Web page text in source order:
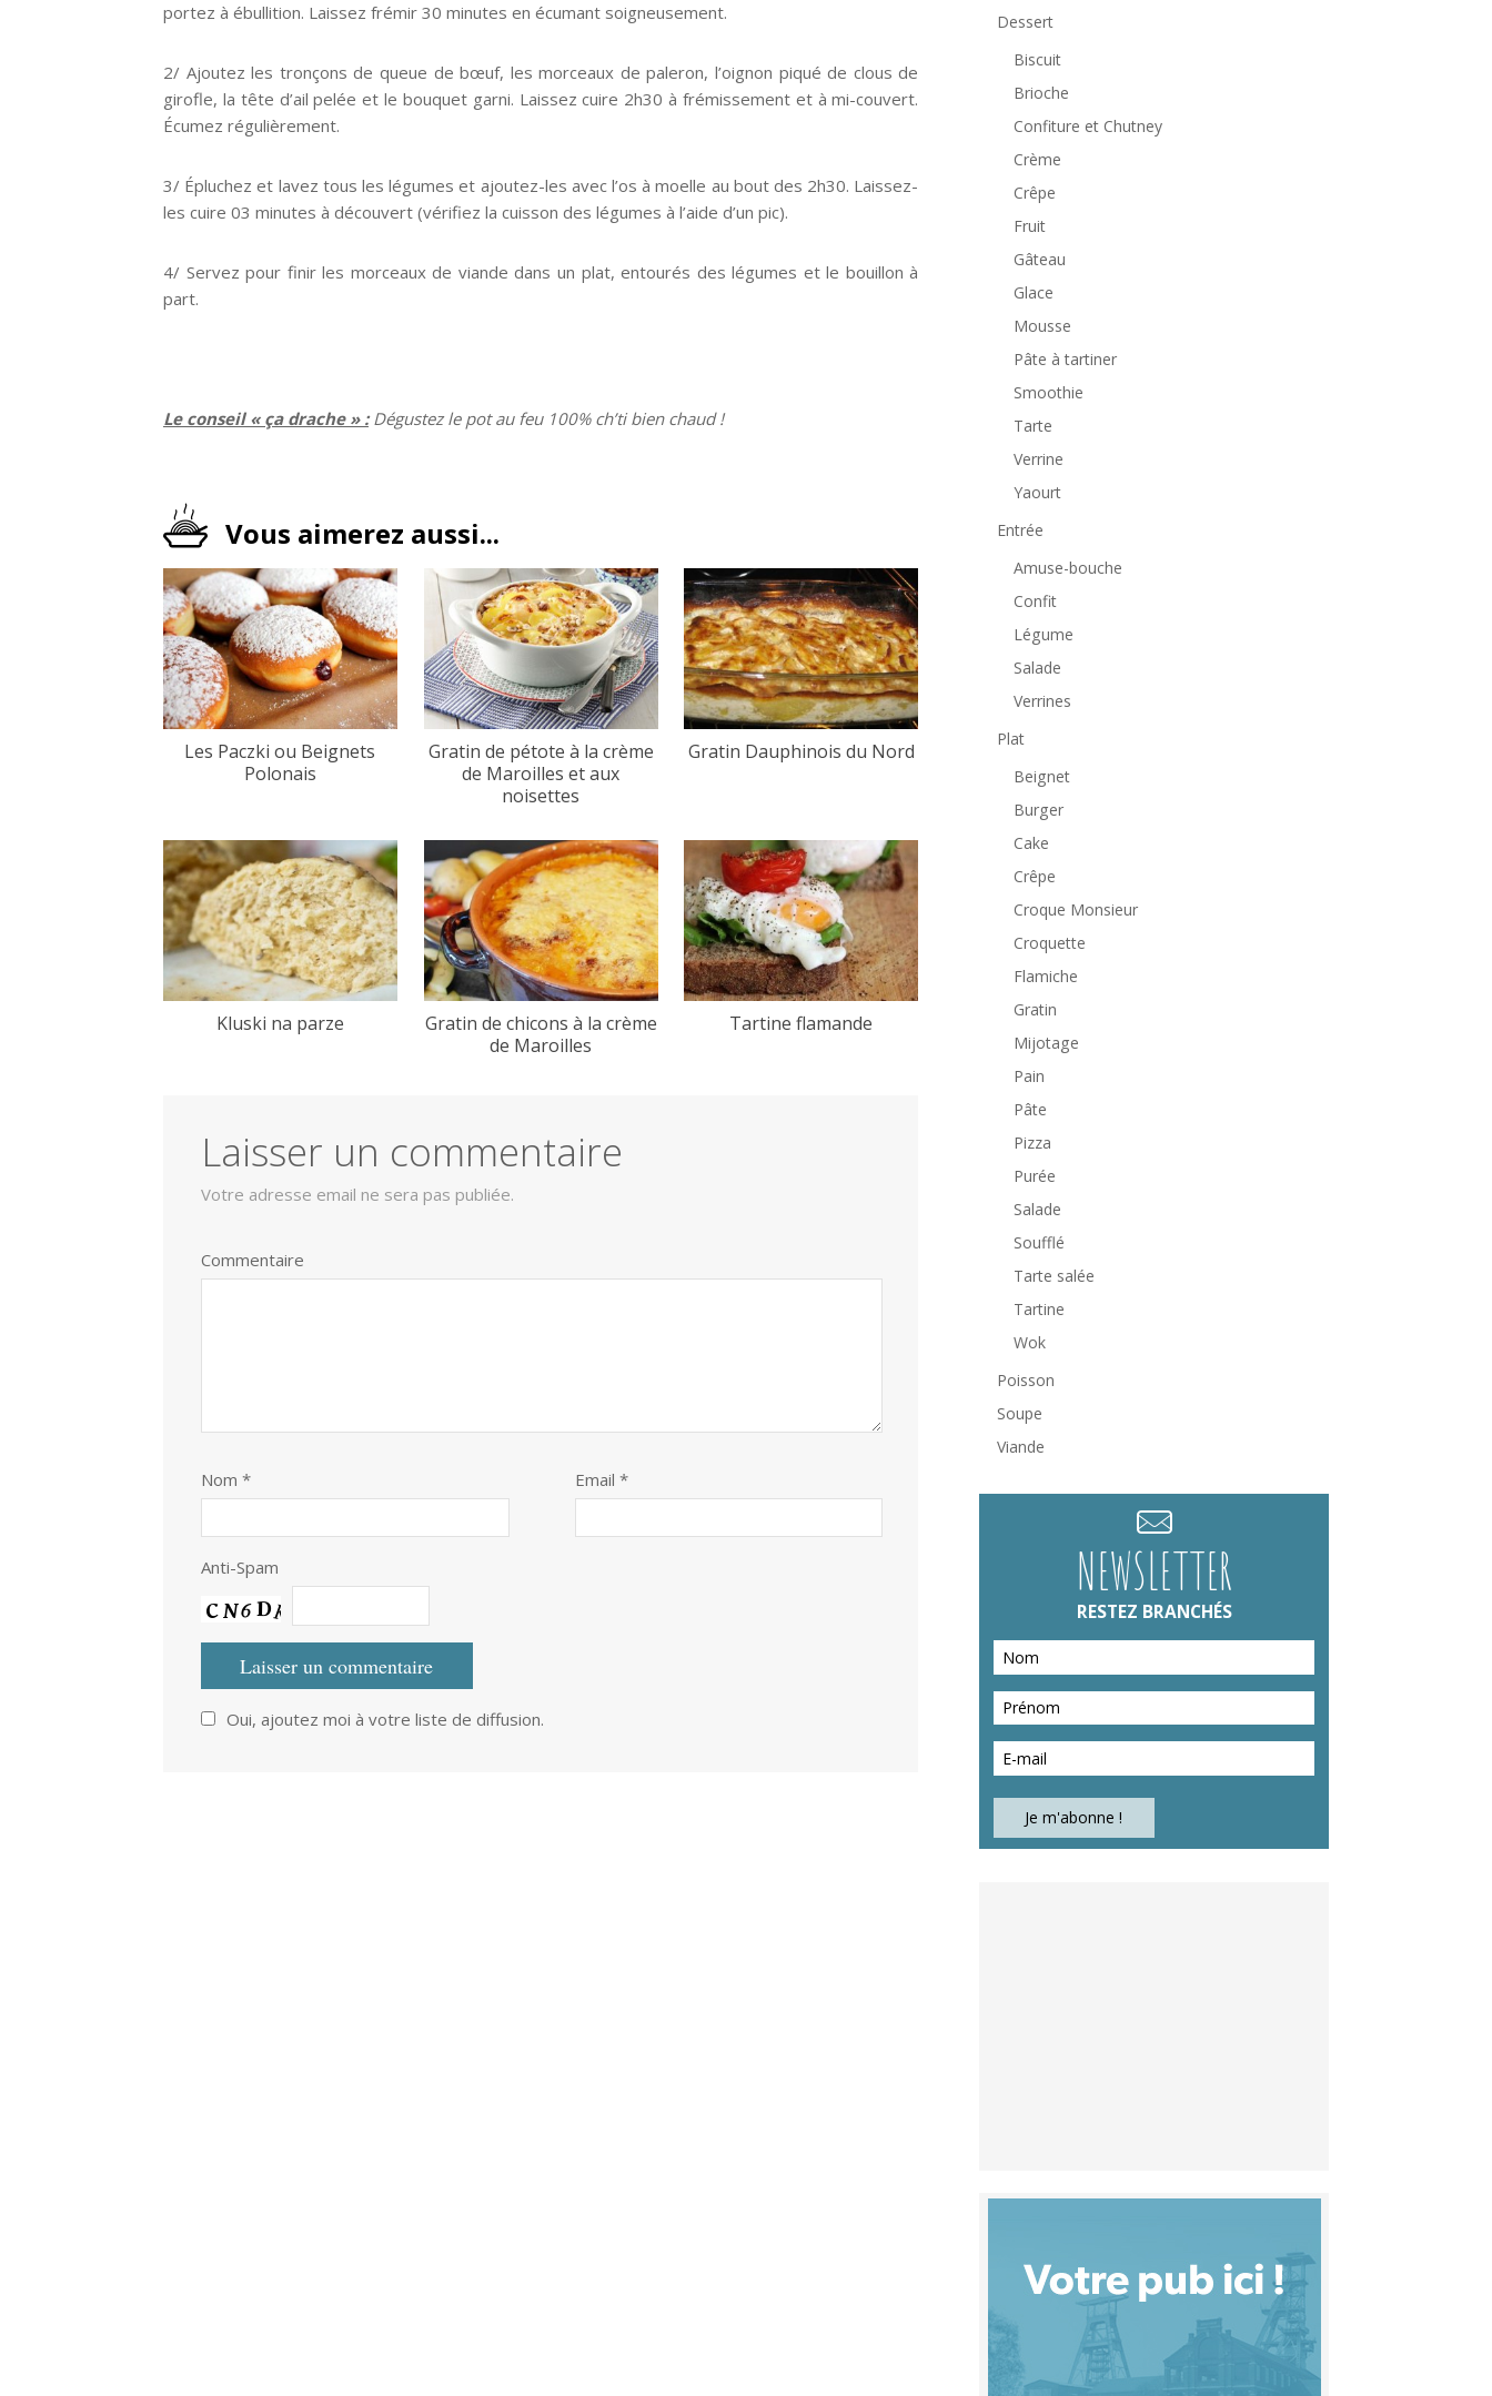
portez à ébullition. Laissez frémir 30 minutes en écumant soigneusement.
2/ Ajoutez les tronçons de queue de bœuf, les morceaux de paleron, l’oignon piqué de clous de
girofle, la tête d’ail pelée et le bouquet garni. Laissez cuire 2h30 à frémissement et à mi-couvert.
Écumez régulièrement.
3/ Épluchez et lavez tous les légumes et ajoutez-les avec l’os à moelle au bout des 2h30. Laissez-
les cuire 03 minutes à découvert (vérifiez la cuisson des légumes à l’aide d’un pic).
4/ Servez pour finir les morceaux de viande dans un plat, entourés des légumes et le bouillon à
part.
Le conseil « ça drache » :Dégustez le pot au feu 100% ch’ti bien chaud !
Vous aimerez aussi...
Les Paczki ou Beignets
Polonais
Gratin de pétote à la crème
de Maroilles et aux
noisettes
Gratin Dauphinois du Nord
Kluski na parze
Gratin de chicons à la crème
de Maroilles
Tartine flamande
Laisser un commentaire
Votre adresse email ne sera pas publiée.
Commentaire
Nom* Email *
Anti-Spam
Oui, ajoutez moi à votre liste de diffusion.
Dessert
Biscuit
Brioche
Confiture et Chutney
Crème
Crêpe
Fruit
Gâteau
Glace
Mousse
Pâte à tartiner
Smoothie
Tarte
Verrine
Yaourt
Entrée
Amuse-bouche
Confit
Légume
Salade
Verrines
Plat
Beignet
Burger
Cake
Crêpe
Croque Monsieur
Croquette
Flamiche
Gratin
Mijotage
Pain
Pâte
Pizza
Purée
Salade
Soufflé
Tarte salée
Tartine
Wok
Poisson
Soupe
Viande
NEWSLETTER
RESTEZ BRANCHÉS